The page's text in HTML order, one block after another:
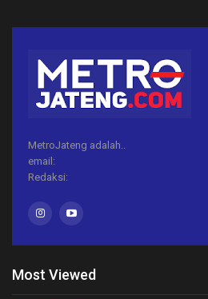
MetroJateng adalah..
email:
Redaksi:
Most Viewed